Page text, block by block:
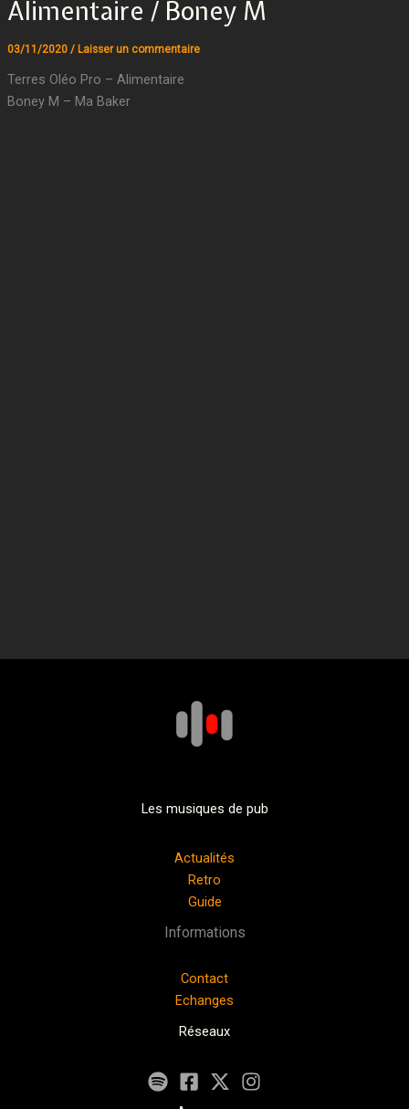
Alimentaire / Boney M
03/11/2020 / Laisser un commentaire
Terres Oléo Pro – Alimentaire
Boney M – Ma Baker
Les musiques de pub
Actualités
Retro
Guide
Informations
Contact
Echanges
Réseaux